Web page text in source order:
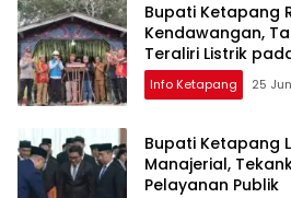
Bupati Ketapang
Kendawangan,
Teraliri Listrik
Info Ketapang 25
Bupati Ketapang
Manajerial,
Pelayanan Publik